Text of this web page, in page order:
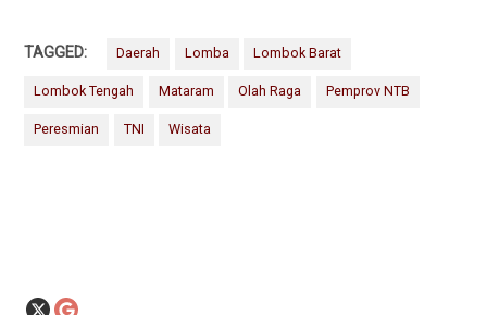
TAGGED: Daerah Lomba Lombok Barat
Lombok Tengah Mataram Olah Raga Pemprov NTB
Peresmian TNI Wisata